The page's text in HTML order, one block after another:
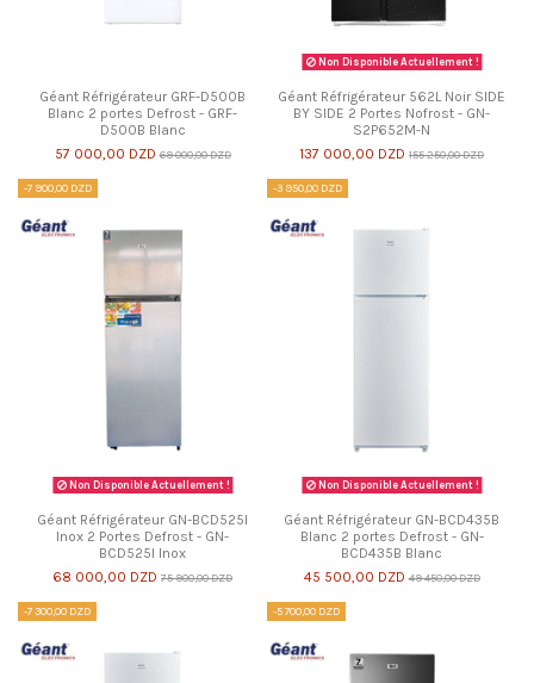
Géant Réfrigérateur GRF-D500B
Blanc 2 portes Defrost - GRF-
D500B Blanc
57 000,00 DZD 69 000,00 DZD
Non Disponible Actuellement !
Géant Réfrigérateur 562L Noir SIDE
BY SIDE 2 Portes Nofrost - GN-
S2P652M-N
137 000,00 DZD 155 250,00 DZD
-7 900,00 DZD
Non Disponible Actuellement !
Géant Réfrigérateur GN-BCD525I
Inox 2 Portes Defrost - GN-
BCD525I Inox
68 000,00 DZD 75 900,00 DZD
-3 950,00 DZD
Non Disponible Actuellement !
Géant Réfrigérateur GN-BCD435B
Blanc 2 portes Defrost - GN-
BCD435B Blanc
45 500,00 DZD 49 450,00 DZD
-7 300,00 DZD -5 700,00 DZD